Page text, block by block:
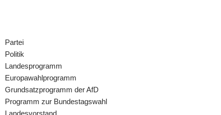
Inhalt
springen
Partei
Politik
Landesprogramm
Europawahlprogramm
Grundsatzprogramm der AfD
Programm zur Bundestagswahl
Landesvorstand